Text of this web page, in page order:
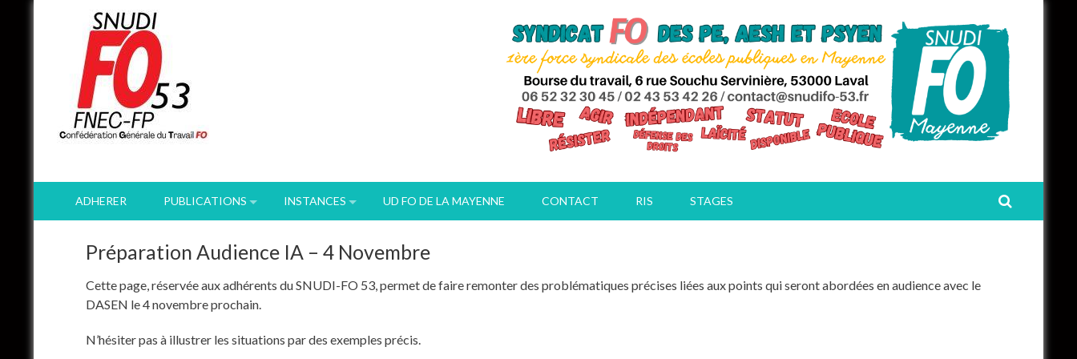
ADHERER PUBLICATIONS INSTANCES UD FO DE LA MAYENNE CONTACT RIS STAGES
Préparation Audience IA – 4 Novembre
Cette page, réservée aux adhérents du SNUDI-FO 53, permet de faire remonter des problématiques précises liées aux points qui seront abordées en audience avec le
DASEN le 4 novembre prochain.
N’hésiter pas à illustrer les situations par des exemples précis.